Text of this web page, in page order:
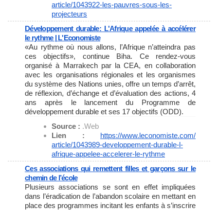
article/1043922-les-pauvres-sous-les-
projecteurs
Développement durable: L'Afrique appelée à accélérer
le rythme | L'Economiste
«Au rythme où nous allons, l’Afrique n’atteindra pas
ces objectifs», continue Biha. Ce rendez-vous
organisé à Marrakech par la CEA, en collaboration
avec les organisations régionales et les organismes
du système des Nations unies, offre un temps d’arrêt,
de réflexion, d’échange et d’évaluation des actions, 4
ans après le lancement du Programme de
développement durable et ses 17 objectifs (ODD).
Source : .Web
Lien : https://www.leconomiste.com/
article/1043989-developpement-durable-l-
afrique-appelee-accelerer-le-rythme
Ces associations qui remettent filles et garçons sur le
chemin de l’école
Plusieurs associations se sont en effet impliquées
dans l’éradication de l’abandon scolaire en mettant en
place des programmes incitant les enfants à s’inscrire